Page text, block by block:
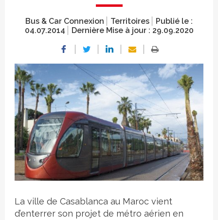
Bus & Car Connexion Territoires
Publié le :
04.07.2014
Dernière Mise à jour : 29.09.2020
Crédit photo
La ville de Casablanca au Maroc vient
d’enterrer son projet de métro aérien en